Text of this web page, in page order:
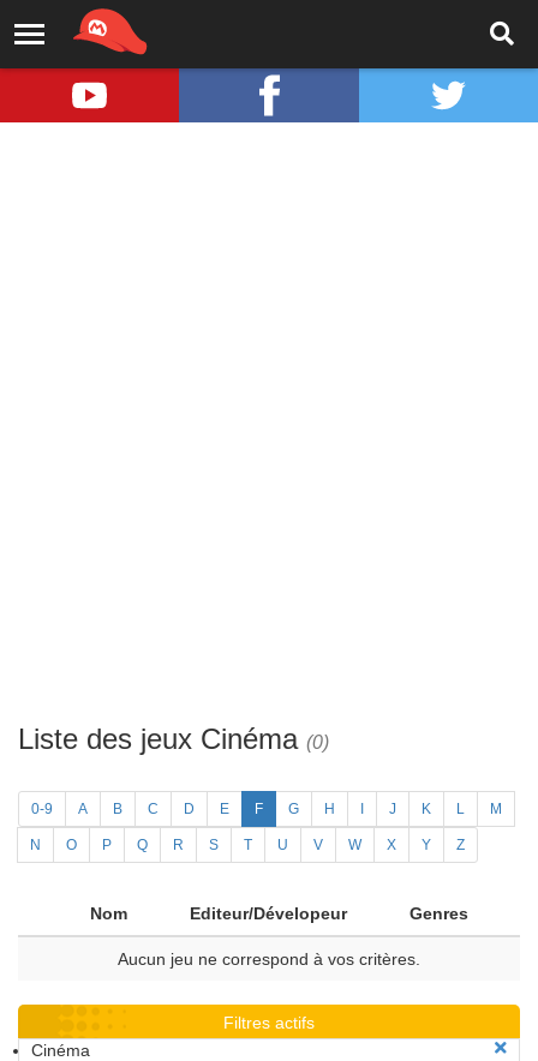
Liste des jeux Cinéma (0)
0-9 A B C D E F G H J K L M
N O P Q R S T U V W X Y Z
Nom Editeur/Dévelopeur Genres
Aucun jeu ne correspond à vos critères.
Filtres actifs
Cinéma